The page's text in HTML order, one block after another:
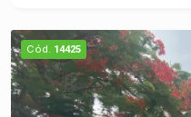
condomínio de casas.
Cód. 14425